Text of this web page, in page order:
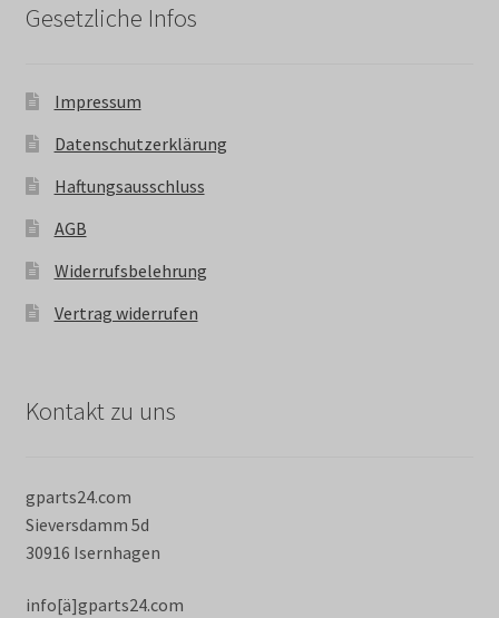
Gesetzliche Infos
Impressum
Datenschutzerklärung
Haftungsausschluss
AGB
Widerrufsbelehrung
Vertrag widerrufen
Kontakt zu uns
gparts24.com
Sieversdamm 5d
30916 Isernhagen
info[ä]gparts24.com